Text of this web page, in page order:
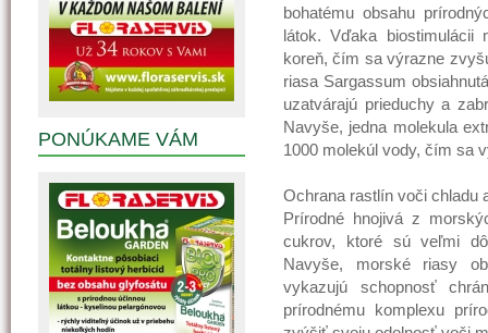
bohatému obsahu
látok. Vďaka
koreň, čím sa výrazne
riasa Sargassum
uzatvárajú prieduchy a
Navyše, jedna molekula
1000 molekúl vody, čím sa
Ochrana rastlín voči chladu
Prírodné hnojivá z
cukrov, ktoré sú veľmi
Navyše, morské riasy
vykazujú schopnosť
prírodnému komplexu
PONÚKAME VÁM